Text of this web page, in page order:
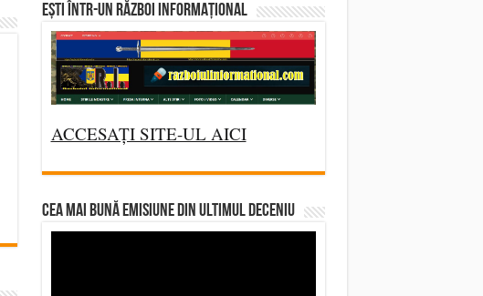
Ești într-un RĂZBOI INFORMAȚIONAL
ACCESAȚI SITE-UL AICI
CEA MAI BUNĂ EMISIUNE DIN ULTIMUL DECENIU